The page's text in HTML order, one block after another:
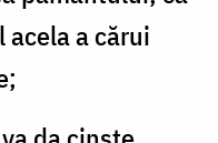
a cărui